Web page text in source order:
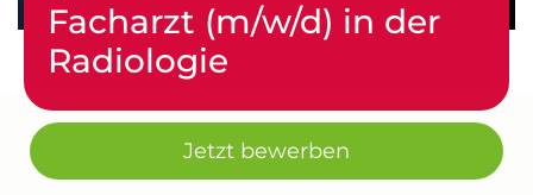
Facharzt (m/w/d) in der
Radiologie
Jetzt bewerben